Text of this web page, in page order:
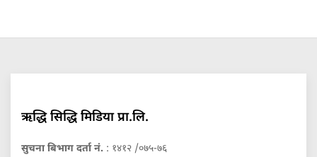
ऋद्धि सिद्धि मिडिया प्रा.लि.
सुचना बिभाग दर्ता नं. : १४१२ /०७५-७६